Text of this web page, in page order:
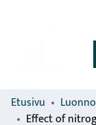
Etusivu